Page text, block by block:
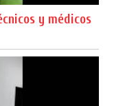
y médicos